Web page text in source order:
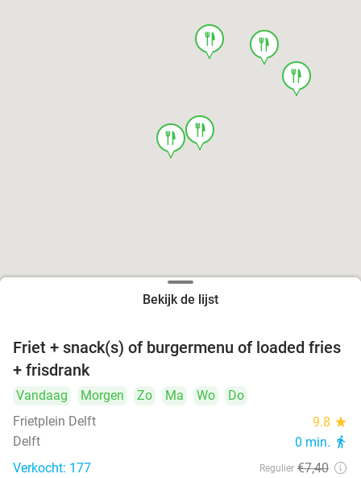
food
food
food
food
food
food
food
Bekijk de lijst
39%
Friet + snack(s) of burgermenu of loaded fries
+ frisdrank
Vandaag Morgen Zo Ma Wo
Do
Frietplein Delft
9.8 star
Delft 0 min. directions_walk
Verkocht: 177 Regulier €7,40